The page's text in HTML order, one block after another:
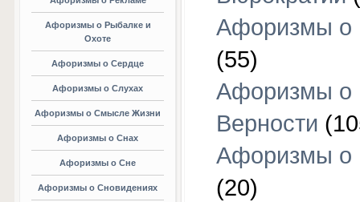
Афоризмы о Рыбалке и
Охоте
Афоризмы о Сердце
Афоризмы о Слухах
Афоризмы о Смысле Жизни
Афоризмы о Снах
Афоризмы о Сне
Афоризмы о Сновидениях
Афоризмы о
(55)
Афоризмы о
Верности
Афоризмы о
(20)